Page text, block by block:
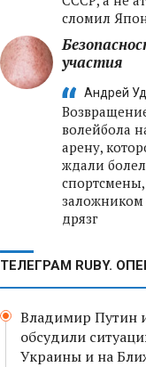
сломил
участия
Андрей
волейбола
арену,
ждали
спортсмены,
заложником
дрязг
ТЕЛЕГРАМ RUBY.
Владимир Путин
обсудили
Украины и на